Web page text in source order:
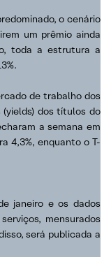
o cenário
um prêmio ainda
toda a estrutura a
de trabalho dos
(yields) dos títulos do
a semana em
4,3%, enquanto o T-
janeiro e os dados
mensurados
será publicada a